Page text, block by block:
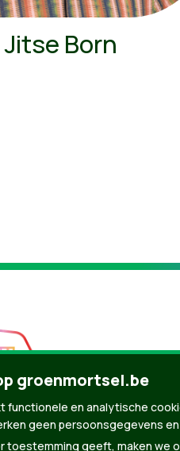
Jitse Born
groenmortsel.be
functionele en analytische
geen persoonsgegevens
toestemming geeft, maken we